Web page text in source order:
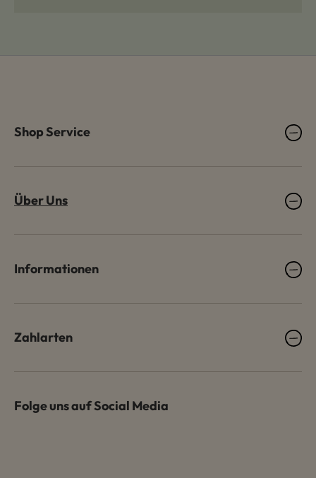
Shop Service
Über Uns
Informationen
Zahlarten
Folge uns auf Social Media